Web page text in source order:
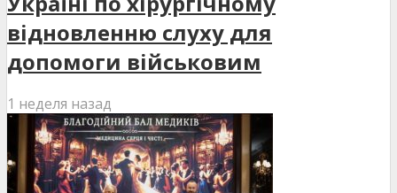
відновленню слуху для
допомоги військовим
1 неделя назад